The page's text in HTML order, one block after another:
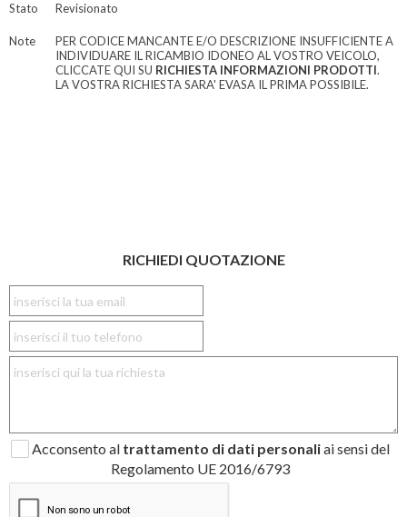
Stato Revisionato
Note
PER CODICE MANCANTE E/O DESCRIZIONE INSUFFICIENTE A
INDIVIDUARE IL RICAMBIO IDONEO AL VOSTRO VEICOLO,
CLICCATE QUI SU RICHIESTA INFORMAZIONI PRODOTTI.
LA VOSTRA RICHIESTA SARA' EVASA IL PRIMA POSSIBILE.
RICHIEDI QUOTAZIONE
Acconsento al trattamento di dati personaliai sensi del
Regolamento UE 2016/6793